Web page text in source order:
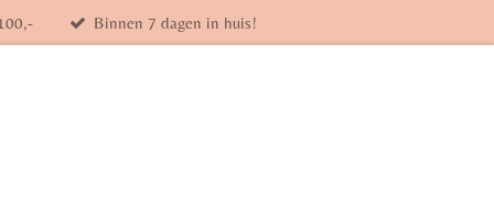
Binnen 7 dagen in huis!